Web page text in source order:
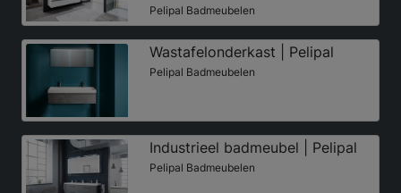
Pelipal Badmeubelen
Wastafelonderkast | Pelipal
Pelipal Badmeubelen
Industrieel badmeubel | Pelipal
Pelipal Badmeubelen